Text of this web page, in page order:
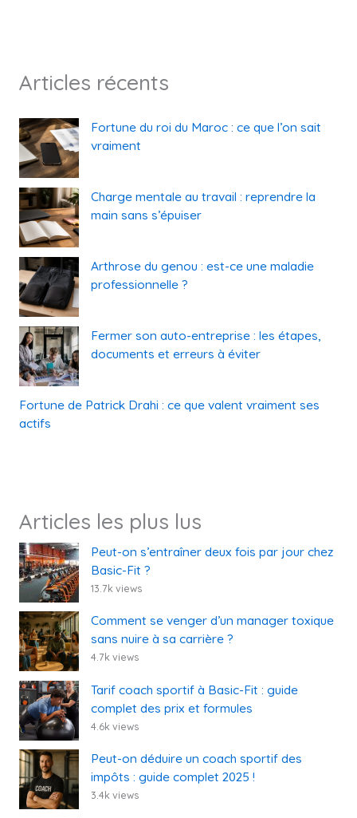
Articles récents
Fortune du roi du Maroc : ce que l’on sait
vraiment
Charge mentale au travail : reprendre la
main sans s’épuiser
Arthrose du genou : est-ce une maladie
professionnelle ?
Fermer son auto-entreprise : les étapes,
documents et erreurs à éviter
Fortune de Patrick Drahi : ce que valent vraiment ses
actifs
Articles les plus lus
Peut-on s’entraîner deux fois par jour chez
Basic-Fit ?
13.7k views
Comment se venger d’un manager toxique
sans nuire à sa carrière ?
4.7k views
Tarif coach sportif à Basic-Fit : guide
complet des prix et formules
4.6k views
Peut-on déduire un coach sportif des
impôts : guide complet 2025 !
3.4k views